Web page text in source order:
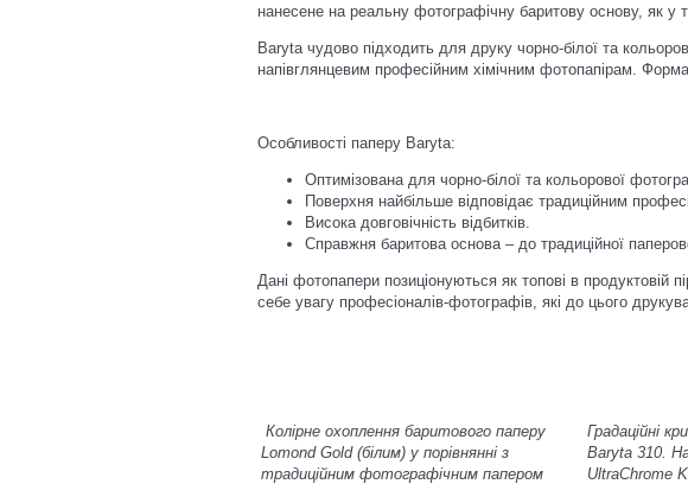
нанесене на реальну фотографічну баритову основу, як у
Baryta чудово підходить для друку чорно-білої та
напівглянцевим професійним хімічним фотопапірам.
Особливості паперу Baryta:
Оптимізована для чорно-білої та кольорової
Поверхня найбільше відповідає традиційним
Висока довговічність відбитків.
Справжня баритова основа – до традиційної
Дані фотопапери позиціонуються як топові в продуктовій
себе увагу професіоналів-фотографів, які до цього
Колірне охоплення баритового паперу
Lomond Gold (білим) у порівнянні з
традиційним фотографічним папером
Градаційні
Baryta 310.
UltraChrome